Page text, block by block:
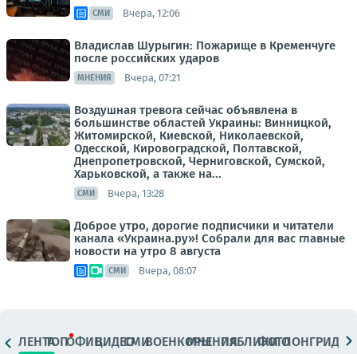
СМИ Вчера, 12:06
Владислав Шурыгин: Пожарище в Кременчуге
после российских ударов
МНЕНИЯ Вчера, 07:21
Воздушная тревога сейчас объявлена в
большинстве областей Украины: Винницкой,
Житомирской, Киевской, Николаевской,
Одесской, Кировоградской, Полтавской,
Днепропетровской, Черниговской, Сумской,
Харьковской, а также на...
СМИ Вчера, 13:28
Доброе утро, дорогие подписчики и читатели
канала «Украина.ру»! Собрали для вас главные
новости на утро 8 августа
СМИ Вчера, 08:07
ЛЕНТАТОПОФИЦ.ВИДЕОСМИВОЕНКОРЫМНЕНИЯПАБЛИКИ
ФОТОЛОНГРИДЫ